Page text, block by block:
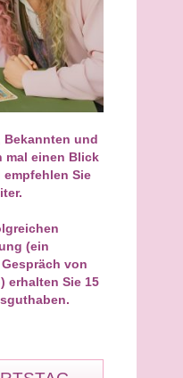
Neukunde geht man ja
immer mit einer leichten
in so ein Telefonat.
bei M. hat mich
von der ersten Sekunde
viel erzählen musste, hat er
und das emotionale
sofort auf den Punkt
Man fühlt sich bei ihm
und extrem gut
Das war definitiv
Bekannten und
mal einen Blick
Sie
(ein
von
erhalten Sie 15